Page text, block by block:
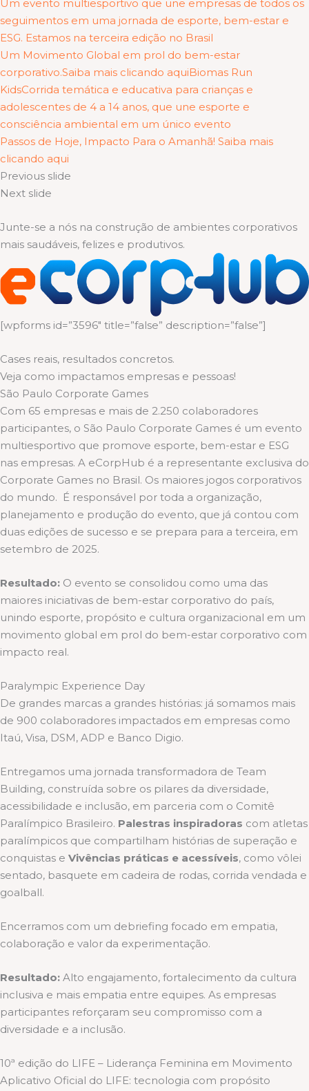
Um evento multiesportivo que une empresas de todos os
seguimentos em uma jornada de esporte, bem-estar e
ESG. Estamos na terceira edição no Brasil
Um Movimento Global em prol do bem-estar
corporativo.Saiba mais clicando aquiBiomas Run
KidsCorrida temática e educativa para crianças e
adolescentes de 4 a 14 anos, que une esporte e
consciência ambiental em um único evento
Passos de Hoje, Impacto Para o Amanhã! Saiba mais
clicando aqui
Previous slide
Next slide
Junte-se a nós na construção de ambientes corporativos
mais saudáveis, felizes e produtivos.
[wpforms id=”3596″ title=”false” description=”false”]
Cases reais, resultados concretos.
Veja como impactamos empresas e pessoas!
São Paulo Corporate Games
Com 65 empresas e mais de 2.250 colaboradores
participantes, o São Paulo Corporate Games é um evento
multiesportivo que promove esporte, bem-estar e ESG
nas empresas. A eCorpHub é a representante exclusiva do
Corporate Games no Brasil. Os maiores jogos corporativos
do mundo. É responsável por toda a organização,
planejamento e produção do evento, que já contou com
duas edições de sucesso e se prepara para a terceira, em
setembro de 2025.
Resultado: O evento se consolidou como uma das
maiores iniciativas de bem-estar corporativo do país,
unindo esporte, propósito e cultura organizacional em um
movimento global em prol do bem-estar corporativo com
impacto real.
Paralympic Experience Day
De grandes marcas a grandes histórias: já somamos mais
de 900 colaboradores impactados em empresas como
Itaú, Visa, DSM, ADP e Banco Digio.
Entregamos uma jornada transformadora de Team
Building, construída sobre os pilares da diversidade,
acessibilidade e inclusão, em parceria com o Comitê
Paralímpico Brasileiro. Palestras inspiradoras com atletas
paralímpicos que compartilham histórias de superação e
conquistas e Vivências práticas e acessíveis, como vôlei
sentado, basquete em cadeira de rodas, corrida vendada e
goalball.
Encerramos com um debriefing focado em empatia,
colaboração e valor da experimentação.
Resultado: Alto engajamento, fortalecimento da cultura
inclusiva e mais empatia entre equipes. As empresas
participantes reforçaram seu compromisso com a
diversidade e a inclusão.
10ª edição do LIFE – Liderança Feminina em Movimento
Aplicativo Oficial do LIFE: tecnologia com propósito